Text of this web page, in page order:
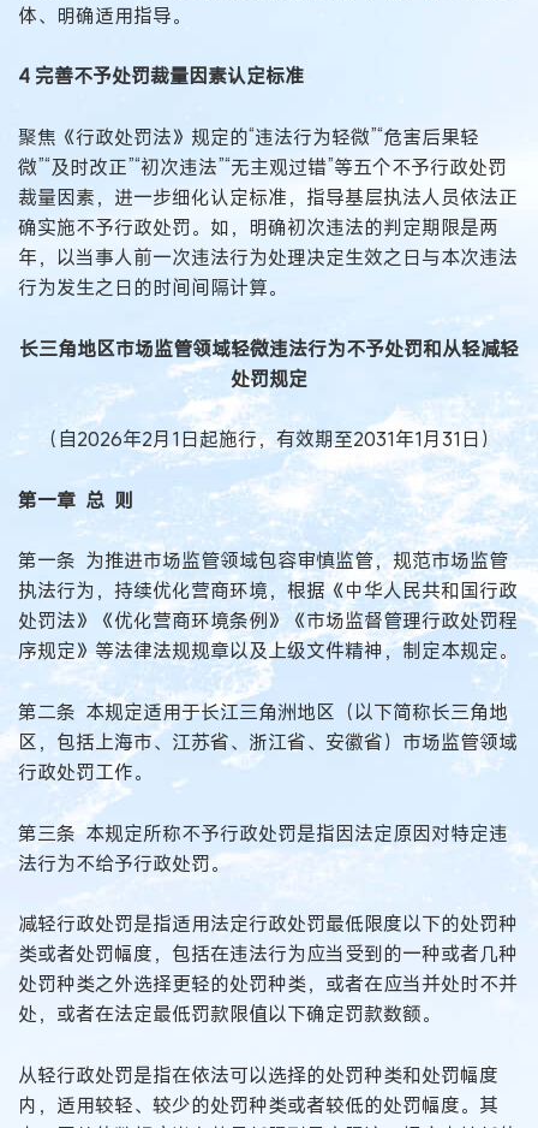
体、明确适用指导。
4 完善不予处罚裁量因素认定标准
聚焦《行政处罚法》规定的“违法行为轻微”“危害后果轻
微”“及时改正”“初次违法”“无主观过错”等五个不予行政处罚
裁量因素，进一步细化认定标准，指导基层执法人员依法正
确实施不予行政处罚。如，明确初次违法的判定期限是两
年，以当事人前一次违法行为处理决定生效之日与本次违法
行为发生之日的时间间隔计算。
长三角地区市场监管领域轻微违法行为不予处罚和从轻减轻
处罚规定
（自2026年2月1日起施行，有效期至2031年1月31日）
第一章 总 则
第一条 为推进市场监管领域包容审慎监管，规范市场监管
执法行为，持续优化营商环境，根据《中华人民共和国行政
处罚法》《优化营商环境条例》《市场监督管理行政处罚程
序规定》等法律法规规章以及上级文件精神，制定本规定。
第二条 本规定适用于长江三角洲地区（以下简称长三角地
区，包括上海市、江苏省、浙江省、安徽省）市场监管领域
行政处罚工作。
第三条 本规定所称不予行政处罚是指因法定原因对特定违
法行为不给予行政处罚。
减轻行政处罚是指适用法定行政处罚最低限度以下的处罚种
类或者处罚幅度，包括在违法行为应当受到的一种或者几种
处罚种类之外选择更轻的处罚种类，或者在应当并处时不并
处，或者在法定最低罚款限值以下确定罚款数额。
从轻行政处罚是指在依法可以选择的处罚种类和处罚幅度
内，适用较轻、较少的处罚种类或者较低的处罚幅度。其